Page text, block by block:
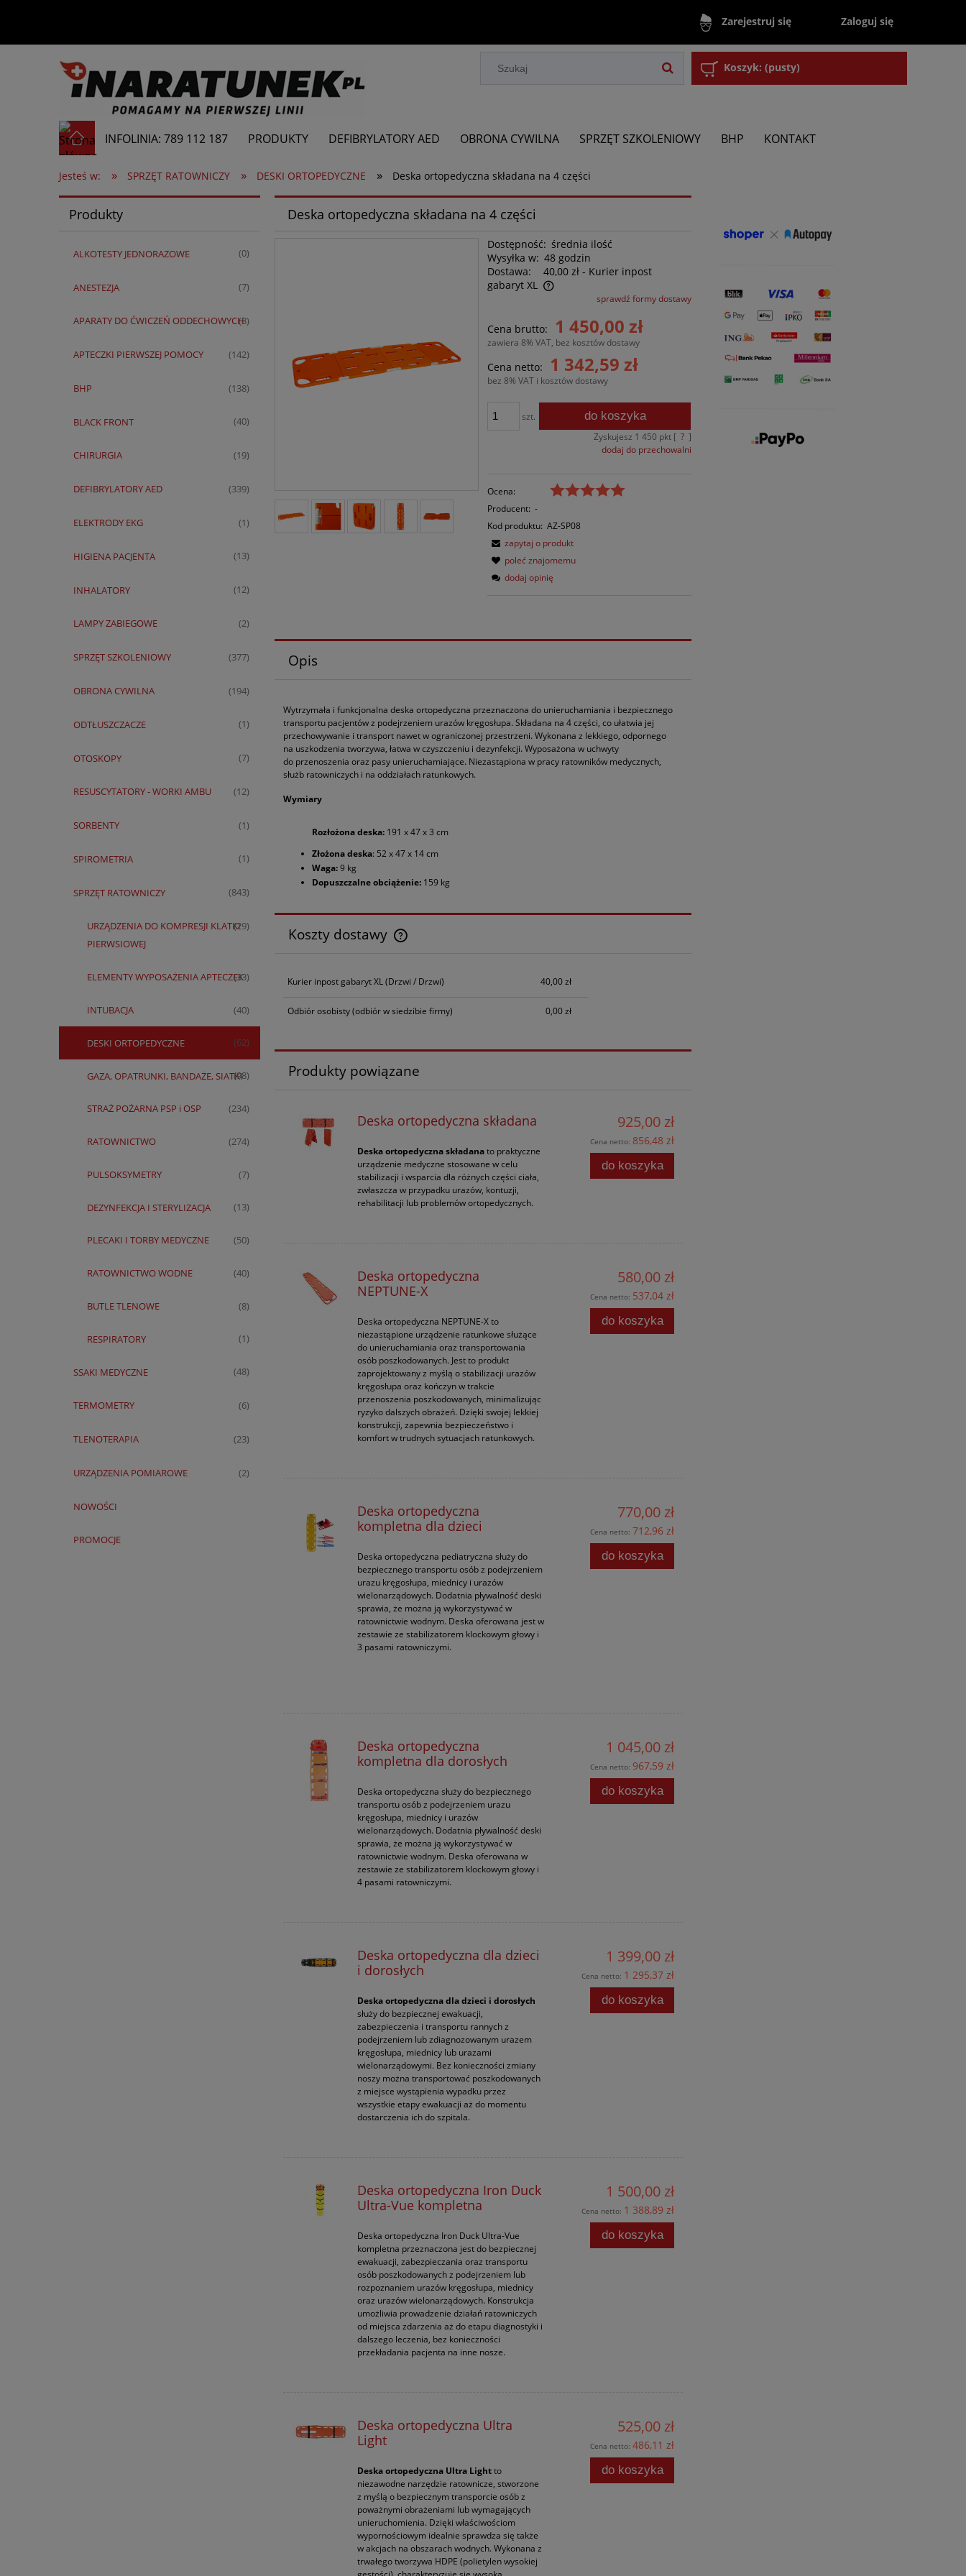
Zarejestruj się Zaloguj się
Koszyk: (pusty)
INFOLINIA: 789 112 187 PRODUKTY DEFIBRYLATORY AED OBRONA CYWILNA SPRZĘT SZKOLENIOWY BHP KONTAKT
Jesteś w: » SPRZĘT RATOWNICZY » DESKI ORTOPEDYCZNE » Deska ortopedyczna składana na 4 części
Produkty
ALKOTESTY JEDNORAZOWE (0)
ANESTEZJA (7)
APARATY DO ĆWICZEŃ ODDECHOWYCH(3)
APTECZKI PIERWSZEJ POMOCY (142)
BHP (138)
BLACK FRONT (40)
CHIRURGIA (19)
DEFIBRYLATORY AED (339)
ELEKTRODY EKG (1)
HIGIENA PACJENTA (13)
INHALATORY (12)
LAMPY ZABIEGOWE (2)
SPRZĘT SZKOLENIOWY (377)
OBRONA CYWILNA (194)
ODTŁUSZCZACZE (1)
OTOSKOPY (7)
RESUSCYTATORY - WORKI AMBU (12)
SORBENTY (1)
SPIROMETRIA (1)
SPRZĘT RATOWNICZY (843)
URZĄDZENIA DO KOMPRESJI KLATKI
PIERWSIOWEJ
(29)
ELEMENTY WYPOSAŻENIA APTECZEK
(33)
INTUBACJA (40)
DESKI ORTOPEDYCZNE (62)
GAZA, OPATRUNKI, BANDAŻE, SIATKI
(98)
STRAŻ POŻARNA PSP i OSP (234)
RATOWNICTWO (274)
PULSOKSYMETRY (7)
DEZYNFEKCJA I STERYLIZACJA (13)
PLECAKI I TORBY MEDYCZNE (50)
RATOWNICTWO WODNE (40)
BUTLE TLENOWE (8)
RESPIRATORY (1)
SSAKI MEDYCZNE (48)
TERMOMETRY (6)
TLENOTERAPIA (23)
URZĄDZENIA POMIAROWE (2)
NOWOŚCI
PROMOCJE
Deska ortopedyczna składana na 4 części
Dostępność: średnia ilość
Wysyłka w: 48 godzin
Dostawa:
40,00 zł - Kurier inpost
gabaryt XL
sprawdź formy dostawy
Cena brutto: 1 450,00 zł
zawiera 8% VAT, bez kosztów dostawy
Cena netto: 1 342,59 zł
bez 8% VAT i kosztów dostawy
szt. do koszyka
Zyskujesz 1 450 pkt [ ? ]
dodaj do przechowalni
Ocena:
Producent: -
Kod produktu: AZ-SP08
zapytaj o produkt
poleć znajomemu
dodaj opinię
Opis
Wytrzymała i funkcjonalna deska ortopedyczna przeznaczona do unieruchamiania i bezpiecznego
transportu pacjentów z podejrzeniem urazów kręgosłupa. Składana na 4 części, co ułatwia jej
przechowywanie i transport nawet w ograniczonej przestrzeni. Wykonana z lekkiego, odpornego
na uszkodzenia tworzywa, łatwa w czyszczeniu i dezynfekcji. Wyposażona w uchwyty
do przenoszenia oraz pasy unieruchamiające. Niezastąpiona w pracy ratowników medycznych,
służb ratowniczych i na oddziałach ratunkowych.
Wymiary
Rozłożona deska: 191 x 47 x 3 cm
Złożona deska: 52 x 47 x 14 cm
Waga:9 kg
Dopuszczalne obciążenie: 159 kg
Koszty dostawy
płatności
Kurier inpost gabaryt XL(Drzwi / Drzwi) 40,00 zł
Odbiór osobisty(odbiór w siedzibie firmy) 0,00 zł
Produkty powiązane
Deska ortopedyczna składana
Deska ortopedyczna składanato praktyczne
urządzenie medyczne stosowane w celu
stabilizacji i wsparcia dla różnych części ciała,
zwłaszcza w przypadku urazów, kontuzji,
rehabilitacji lub problemów ortopedycznych.
925,00 zł
Cena netto: 856,48 zł
do koszyka
Deska ortopedyczna
NEPTUNE-X
Deska ortopedyczna NEPTUNE-X to
niezastąpione urządzenie ratunkowe służące
do unieruchamiania oraz transportowania
osób poszkodowanych. Jest to produkt
zaprojektowany z myślą o stabilizacji urazów
kręgosłupa oraz kończyn w trakcie
przenoszenia poszkodowanych, minimalizując
ryzyko dalszych obrażeń. Dzięki swojej lekkiej
konstrukcji, zapewnia bezpieczeństwo i
komfort w trudnych sytuacjach ratunkowych.
580,00 zł
Cena netto: 537,04 zł
do koszyka
Deska ortopedyczna
kompletna dla dzieci
Deska ortopedyczna pediatryczna służy do
bezpiecznego transportu osób z podejrzeniem
urazu kręgosłupa, miednicy i urazów
wielonarządowych. Dodatnia pływalność deski
sprawia, że można ją wykorzystywać w
ratownictwie wodnym. Deska oferowana jest w
zestawie ze stabilizatorem klockowym głowy i
3 pasami ratowniczymi.
770,00 zł
Cena netto: 712,96 zł
do koszyka
Deska ortopedyczna
kompletna dla dorosłych
Deska ortopedyczna służy do bezpiecznego
transportu osób z podejrzeniem urazu
kręgosłupa, miednicy i urazów
wielonarządowych. Dodatnia pływalność deski
sprawia, że można ją wykorzystywać w
ratownictwie wodnym. Deska oferowana w
zestawie ze stabilizatorem klockowym głowy i
4 pasami ratowniczymi.
1 045,00 zł
Cena netto: 967,59 zł
do koszyka
Deska ortopedyczna dla dzieci
i dorosłych
Deska ortopedyczna dla dzieci i dorosłych
służy do bezpiecznej ewakuacji,
zabezpieczenia i transportu rannych z
podejrzeniem lub zdiagnozowanym urazem
kręgosłupa, miednicy lub urazami
wielonarządowymi. Bez konieczności zmiany
noszy można transportować poszkodowanych
z miejsce wystąpienia wypadku przez
wszystkie etapy ewakuacji aż do momentu
dostarczenia ich do szpitala.
1 399,00 zł
Cena netto: 1 295,37 zł
do koszyka
Deska ortopedyczna Iron Duck
Ultra-Vue kompletna
Deska ortopedyczna Iron Duck Ultra-Vue
kompletna przeznaczona jest do bezpiecznej
ewakuacji, zabezpieczania oraz transportu
osób poszkodowanych z podejrzeniem lub
rozpoznaniem urazów kręgosłupa, miednicy
oraz urazów wielonarządowych. Konstrukcja
umożliwia prowadzenie działań ratowniczych
od miejsca zdarzenia aż do etapu diagnostyki i
dalszego leczenia, bez konieczności
przekładania pacjenta na inne nosze.
1 500,00 zł
Cena netto: 1 388,89 zł
do koszyka
Deska ortopedyczna Ultra
Light
Deska ortopedyczna Ultra Lightto
niezawodne narzędzie ratownicze, stworzone
z myślą o bezpiecznym transporcie osób z
poważnymi obrażeniami lub wymagających
unieruchomienia. Dzięki właściwościom
wypornościowym idealnie sprawdza się także
w akcjach na obszarach wodnych. Wykonana z
trwałego tworzywa HDPE (polietylen wysokiej
525,00 zł
Cena netto: 486,11 zł
do koszyka